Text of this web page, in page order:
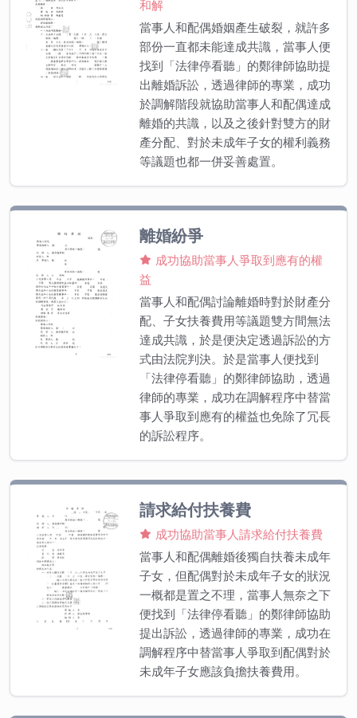
和解
當事人和配偶婚姻產生破裂，就許多
部份一直都未能達成共識，當事人便
找到「法律停看聽」的鄭律師協助提
出離婚訴訟，透過律師的專業，成功
於調解階段就協助當事人和配偶達成
離婚的共識，以及之後針對雙方的財
產分配、對於未成年子女的權利義務
等議題也都一併妥善處置。
離婚紛爭
成功協助當事人爭取到應有的權
益
當事人和配偶討論離婚時對於財產分
配、子女扶養費用等議題雙方間無法
達成共識，於是便決定透過訴訟的方
式由法院判決。於是當事人便找到
「法律停看聽」的鄭律師協助，透過
律師的專業，成功在調解程序中替當
事人爭取到應有的權益也免除了冗長
的訴訟程序。
請求給付扶養費
成功協助當事人請求給付扶養費
當事人和配偶離婚後獨自扶養未成年
子女，但配偶對於未成年子女的狀況
一概都是置之不理，當事人無奈之下
便找到「法律停看聽」的鄭律師協助
提出訴訟，透過律師的專業，成功在
調解程序中替當事人爭取到配偶對於
未成年子女應該負擔扶養費用。